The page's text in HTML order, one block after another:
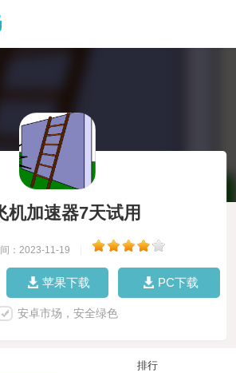
机加速器7天试用
：2023-11-19
苹果下载 PC下载
安卓市场，安全绿色
排行